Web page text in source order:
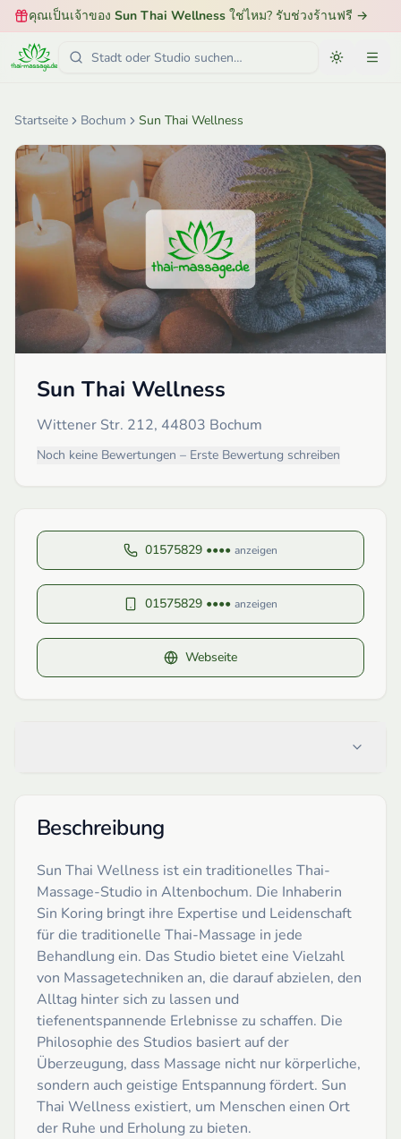
คุณเป็นเจ้าของ Sun Thai Wellness ใช่ไหม? รับช่วงร้านฟรี →
Startseite Bochum Sun Thai Wellness
Sun Thai Wellness
Wittener Str. 212, 44803 Bochum
Noch keine Bewertungen – Erste Bewertung schreiben
01575829 •••• anzeigen
01575829 •••• anzeigen
Webseite
Beschreibung
Sun Thai Wellness ist ein traditionelles Thai-
Massage-Studio in Altenbochum. Die Inhaberin
Sin Koring bringt ihre Expertise und Leidenschaft
für die traditionelle Thai-Massage in jede
Behandlung ein. Das Studio bietet eine Vielzahl
von Massagetechniken an, die darauf abzielen, den
Alltag hinter sich zu lassen und
tiefenentspannende Erlebnisse zu schaffen. Die
Philosophie des Studios basiert auf der
Überzeugung, dass Massage nicht nur körperliche,
sondern auch geistige Entspannung fördert. Sun
Thai Wellness existiert, um Menschen einen Ort
der Ruhe und Erholung zu bieten.